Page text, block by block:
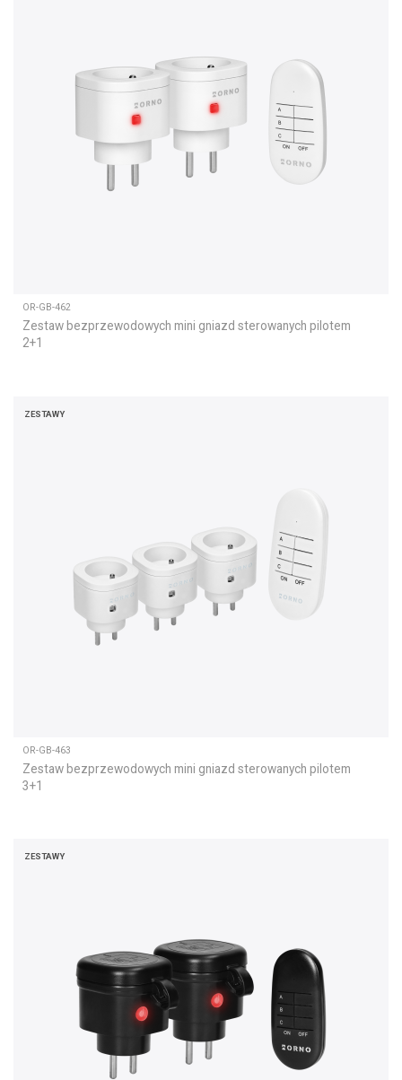
OR-GB-462
Zestaw bezprzewodowych mini gniazd sterowanych pilotem
2+1
ZESTAWY
OR-GB-463
Zestaw bezprzewodowych mini gniazd sterowanych pilotem
3+1
ZESTAWY